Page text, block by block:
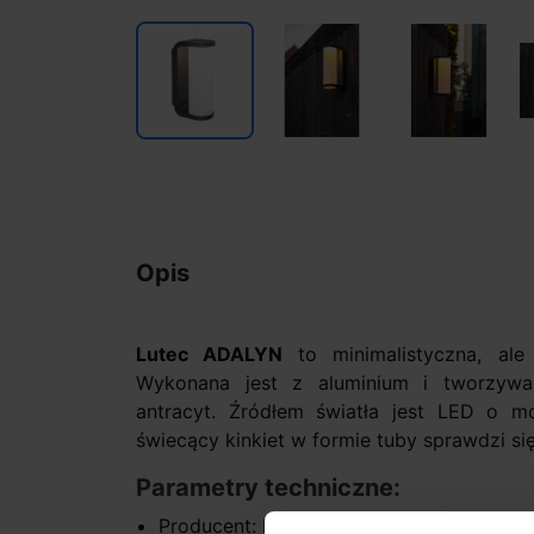
Opis
Lutec ADALYN to minimalistyczna, ale
Wykonana jest z aluminium i
antracyt. Źródłem światła jest LED o
świecący kinkiet w formie tuby sprawdzi
Parametry techniczne:
Producent: Lutec